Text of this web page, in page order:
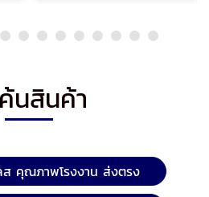
นสินค้า
ส คุณภาพโรงงาน ส่งตรง